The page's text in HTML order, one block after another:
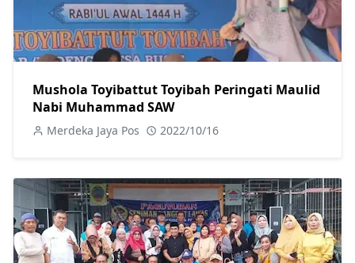
Mushola Toyibattut Toyibah Peringati Maulid
Nabi Muhammad SAW
Merdeka Jaya Pos 2022/10/16